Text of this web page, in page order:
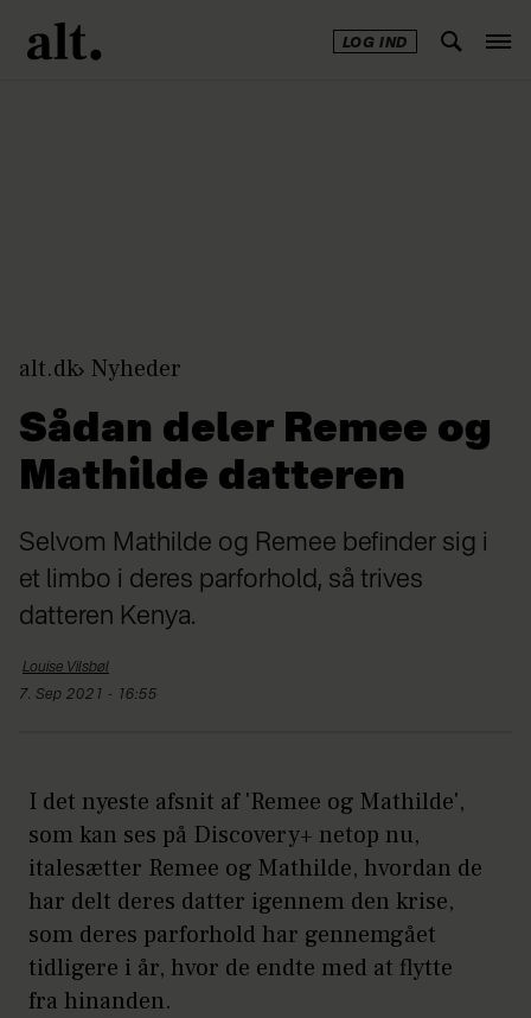
LOG IND
alt.dk Nyheder
Sådan deler Remee og
Mathilde datteren
Selvom Mathilde og Remee befinder sig i
et limbo i deres parforhold, så trives
datteren Kenya.
Louise Vilsbøl
7. Sep 2021 - 16:55
I det nyeste afsnit af 'Remee og Mathilde',
som kan ses på Discovery+ netop nu,
italesætter Remee og Mathilde, hvordan de
har delt deres datter igennem den krise,
som deres parforhold har gennemgået
tidligere i år, hvor de endte med at flytte
fra hinanden.